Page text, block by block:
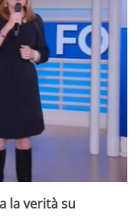
la verità su